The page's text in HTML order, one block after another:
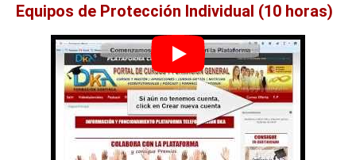
Equipos de Protección Individual (10 horas)